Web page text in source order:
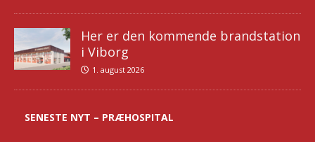
Her er den kommende brandstation
i Viborg
1. august 2026
SENESTE NYT – PRÆHOSPITAL